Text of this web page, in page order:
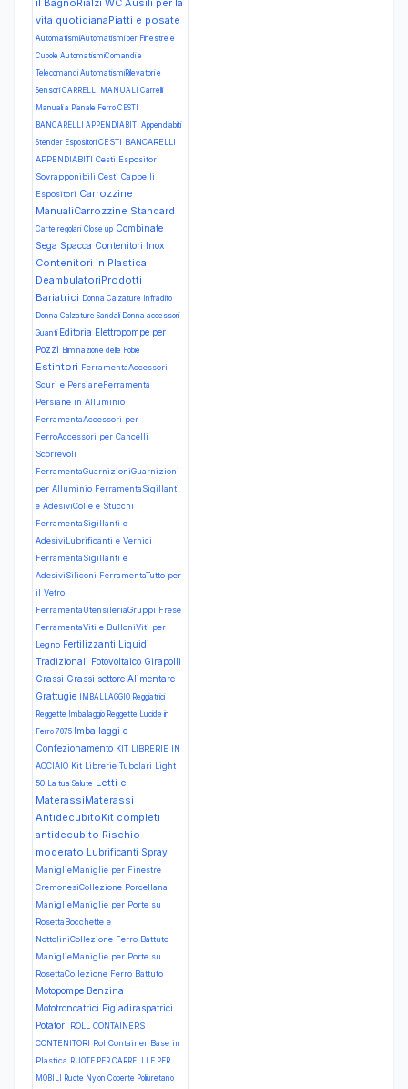
il BagnoRialzi WC Ausili per la
vita quotidianaPiatti e posate
AutomatismiAutomatismi per Finestre e
Cupole AutomatismiComandi e
TelecomandiAutomatismiRilevatori e
SensoriCARRELLI MANUALI Carrelli
Manuali a Pianale Ferro CESTI
BANCARELLI APPENDIABITI Appendiabiti
Stender EspositoriCESTI BANCARELLI
APPENDIABITI Cesti Espositori
Sovrapponibili Cesti Cappelli
Espositori Carrozzine
ManualiCarrozzine Standard
Carte regolari Close up Combinate
Sega Spacca Contenitori Inox
Contenitori in Plastica
DeambulatoriProdotti
Bariatrici Donna Calzature Infradito
Donna Calzature Sandali Donna accessori
Guanti Editoria Elettropompe per
Pozzi Eliminazione delle Fobie
Estintori FerramentaAccessori
Scuri e PersianeFerramenta
Persiane in Alluminio
FerramentaAccessori per
FerroAccessori per Cancelli
Scorrevoli
FerramentaGuarnizioniGuarnizioni
per Alluminio FerramentaSigillanti
e AdesiviColle e Stucchi
FerramentaSigillanti e
AdesiviLubrificanti e Vernici
FerramentaSigillanti e
AdesiviSiliconi FerramentaTutto per
il Vetro
FerramentaUtensileriaGruppi Frese
FerramentaViti e BulloniViti per
Legno Fertilizzanti Liquidi
Tradizionali Fotovoltaico Girapolli
Grassi Grassi settore Alimentare
Grattugie
IMBALLAGGIO Reggiatrici
Reggette Imballaggio Reggette Lucide in
Ferro 7075 Imballaggi e
Confezionamento KIT LIBRERIE IN
ACCIAIO Kit Librerie Tubolari Light
50 La tua Salute Letti e
MaterassiMaterassi
AntidecubitoKit completi
antidecubito Rischio
moderato Lubrificanti Spray
ManiglieManiglie per Finestre
CremonesiCollezione Porcellana
ManiglieManiglie per Porte su
RosettaBocchette e
NottoliniCollezione Ferro Battuto
ManiglieManiglie per Porte su
RosettaCollezione Ferro Battuto
Motopompe Benzina
Mototroncatrici Pigiadiraspatrici
Potatori ROLL CONTAINERS
CONTENITORI RollContainer Base in
Plastica RUOTE PER CARRELLI E PER
MOBILI Ruote Nylon Coperte Poliuretano